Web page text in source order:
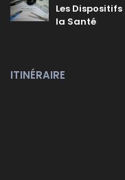
Les
la Santé
ITINÉRAIRE